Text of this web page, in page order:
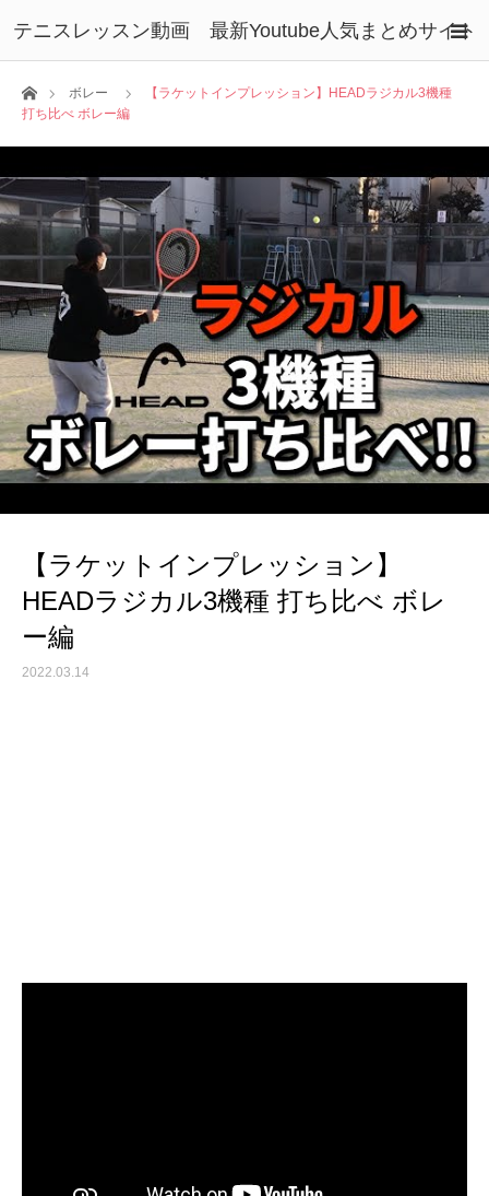
テニスレッスン動画 最新Youtube人気まとめサイト
ホームボレー
【ラケットインプレッション】HEADラジカル3機種
打ち比べ ボレー編
【ラケットインプレッション】
HEADラジカル3機種 打ち比べ ボレ
ー編
2022.03.14